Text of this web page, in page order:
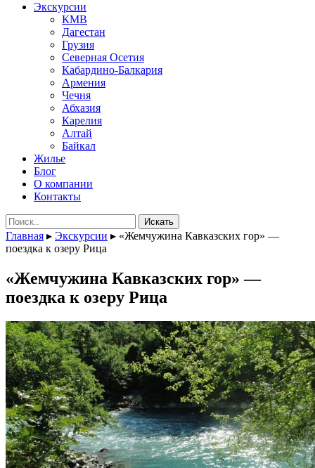
Экскурсии
КМВ
Дагестан
Грузия
Северная Осетия
Кабардино-Балкария
Армения
Чечня
Абхазия
Карелия
Алтай
Байкал
Жилье
Блог
О компании
Контакты
Поиск:
Главная ▸ Экскурсии ▸ «Жемчужина Кавказских гор» —
поездка к озеру Рица
«Жемчужина Кавказских гор» —
поездка к озеру Рица